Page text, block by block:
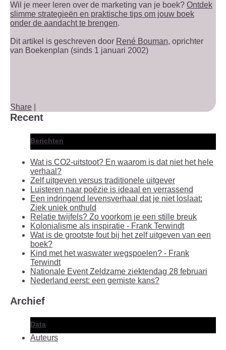
Wil je meer leren over de marketing van je boek? Ontdek
slimme strategieën en praktische tips om jouw boek
onder de aandacht te brengen.
Dit artikel is geschreven door René Bouman, oprichter
van Boekenplan (sinds 1 januari 2002)
Share
Recent
Berichten
Wat is CO2-uitstoot? En waarom is dat niet het hele
verhaal?
Zelf uitgeven versus traditionele uitgever
Luisteren naar poëzie is ideaal en verrassend
Een indringend levensverhaal dat je niet loslaat:
Ziek uniek onthuld
Relatie twijfels? Zo voorkom je een stille breuk
Kolonialisme als inspiratie - Frank Terwindt
Wat is de grootste fout bij het zelf uitgeven van een
boek?
Kind met het waswater wegspoelen? - Frank
Terwindt
Nationale Event Zeldzame ziektendag 28 februari
Nederland eerst: een gemiste kans?
Archief
Data
Auteurs